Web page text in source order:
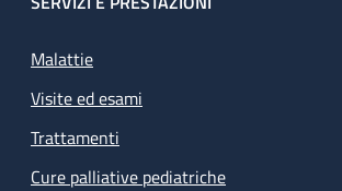
Malattie
Visite ed esami
Trattamenti
Cure palliative pediatriche